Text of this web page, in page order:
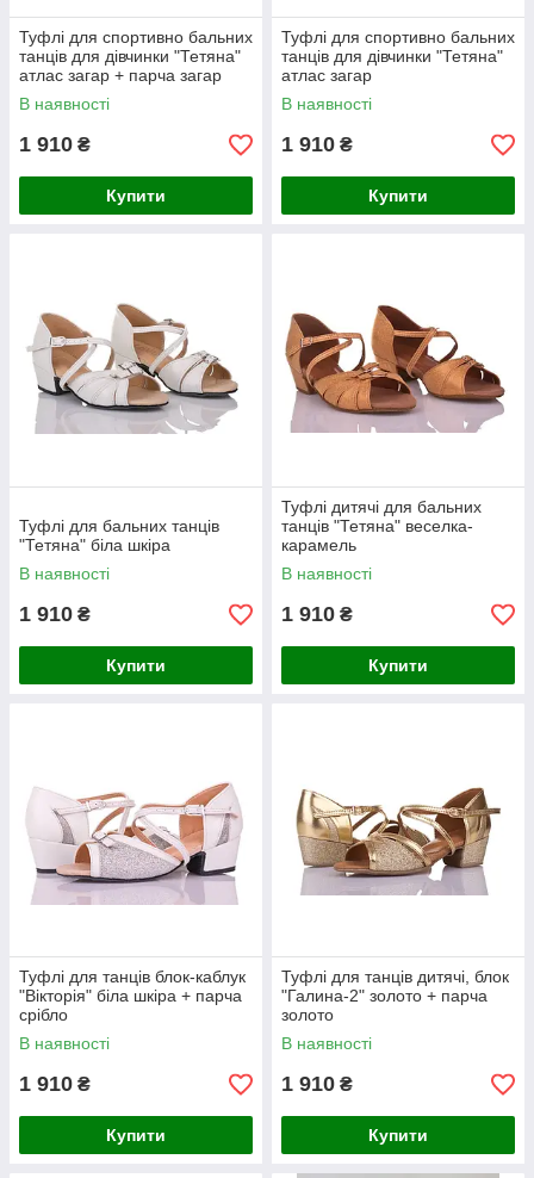
Туфлі для спортивно бальних
танців для дівчинки "Тетяна"
атлас загар + парча загар
В наявності
1 910 ₴
Купити
Туфлі для спортивно бальних
танців для дівчинки "Тетяна"
атлас загар
В наявності
1 910 ₴
Купити
Туфлі для бальних танців
"Тетяна" біла шкіра
В наявності
1 910 ₴
Купити
Туфлі дитячі для бальних
танців "Тетяна" веселка-
карамель
В наявності
1 910 ₴
Купити
Туфлі для танців блок-каблук
"Вікторія" біла шкіра + парча
срібло
В наявності
1 910 ₴
Купити
Туфлі для танців дитячі, блок
"Галина-2" золото + парча
золото
В наявності
1 910 ₴
Купити